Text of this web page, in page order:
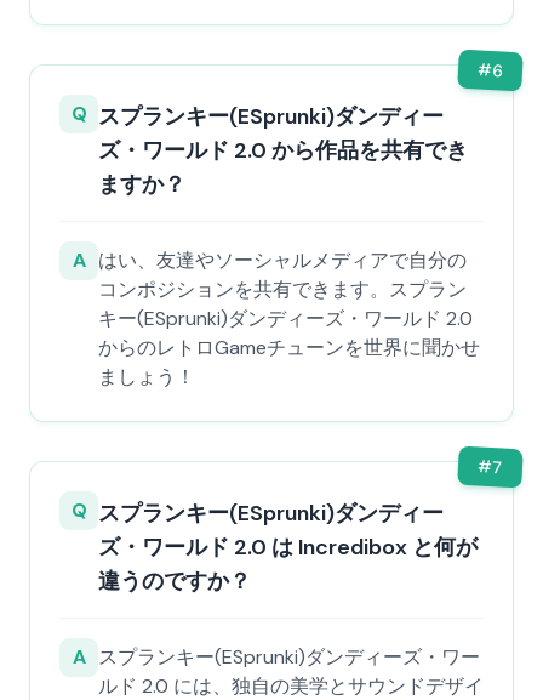
#6
Q スプランキー(ESprunki)ダンディー
ズ・ワールド 2.0 から作品を共有でき
ますか？
A はい、友達やソーシャルメディアで自分の
コンポジションを共有できます。スプラン
キー(ESprunki)ダンディーズ・ワールド 2.0
からのレトロGameチューンを世界に聞かせ
ましょう！
#7
Q スプランキー(ESprunki)ダンディー
ズ・ワールド 2.0 は Incredibox と何が
違うのですか？
A スプランキー(ESprunki)ダンディーズ・ワー
ルド 2.0 には、独自の美学とサウンドデザイ